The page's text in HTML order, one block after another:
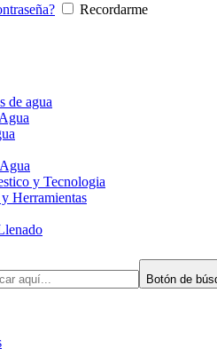
Recordarme
de agua
y Tecnologia
Herramientas
Botón de